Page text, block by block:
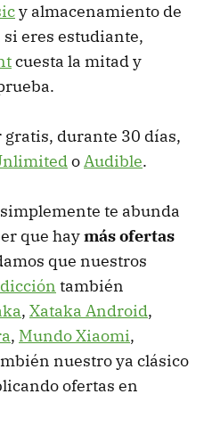
y almacenamiento de
eres estudiante,
cuesta la mitad y
durante 30 días,
oAudible.
te abunda
que haymás ofertas
que nuestros
también
, Xataka Android,
, Mundo Xiaomi,
nuestro ya clásico
ofertas en